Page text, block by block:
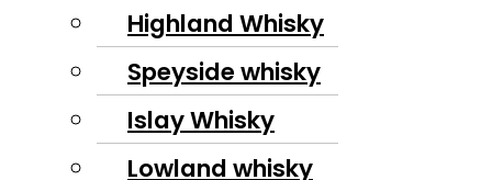
Highland Whisky
Speyside whisky
Islay Whisky
Lowland whisky